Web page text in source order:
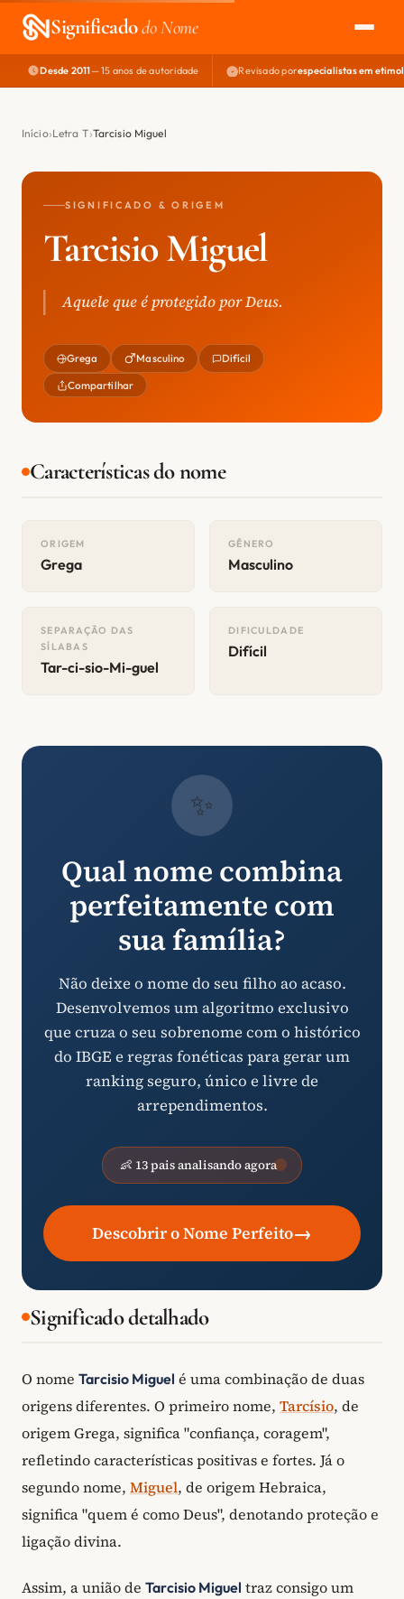
Significadodo Nome
EXPLORAR
NOME PERFEITO
Desde 2011— 15 anos de autoridade Revisado porespecialistas em
Início Letra T Tarcisio Miguel
SIGNIFICADO & ORIGEM
Tarcisio Miguel
Aquele que é protegido por Deus.
Grega Masculino Difícil
Compartilhar
Características do nome
ORIGEM
Grega
GÊNERO
Masculino
SEPARAÇÃO DAS
SÍLABAS
Tar-ci-sio-Mi-guel
DIFICULDADE
Difícil
✨
Qual nome combina
perfeitamente com
sua família?
Não deixe o nome do seu filho ao acaso.
Desenvolvemos um algoritmo exclusivo
que cruza o seu sobrenome com o histórico
do IBGE e regras fonéticas para gerar um
ranking seguro, único e livre de
arrependimentos.
👶 13 pais analisando agora
Descobrir o Nome Perfeito→
Significado detalhado
O nome Tarcisio Miguel é uma combinação de duas
origens diferentes. O primeiro nome, Tarcísio, de
origem Grega, significa "confiança, coragem",
refletindo características positivas e fortes. Já o
segundo nome, Miguel, de origem Hebraica,
significa "quem é como Deus", denotando proteção e
ligação divina.
Assim, a união de Tarcisio Miguel traz consigo um